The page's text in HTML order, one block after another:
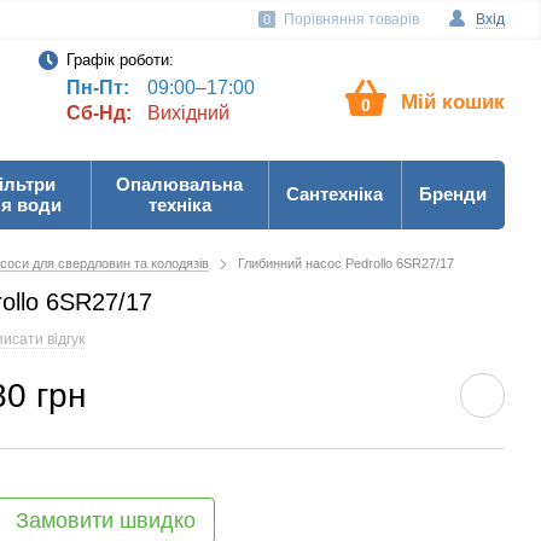
Вхід
0 Порівняння товарів
Графік роботи:
Пн-Пт:
09:00–17:00
Сб-Нд:
Вихідний 0 Мій кошик
води
Опалювальна
техніка
Сантехніка Бренди
для свердловин та колодязів Глибинний насос Pedrollo 6SR27/17
6SR27/17
відгук
грн
Замовити швидко